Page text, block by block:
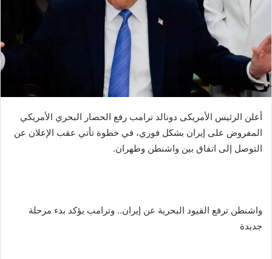
أعلن الرئيس الأمريكى دونالد ترامب رفع الحصار البحري الأمريكي
المفروض على إيران بشكل فوري، في خطوة تأتي عقب الإعلان عن
التوصل إلى اتفاق بين واشنطن وطهران.
واشنطن ترفع القيود البحرية عن إيران.. وترامب يؤكد بدء مرحلة
جديدة